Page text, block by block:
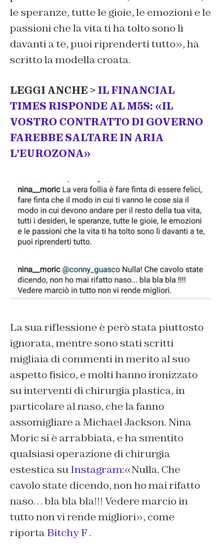
le speranze, tutte le gioie, le emozioni e le
passioni che la vita ti ha tolto sono lì
davanti a te, puoi riprenderti tutto», ha
scritto la modella croata.
LEGGI ANCHE > IL FINANCIAL
TIMES RISPONDE AL M5S: «IL
VOSTRO CONTRATTO DI GOVERNO
FAREBBE SALTARE IN ARIA
L’EUROZONA»
La sua riflessione è però stata piuttosto
ignorata, mentre sono stati scritti
migliaia di commenti in merito al suo
aspetto fisico, e molti hanno ironizzato
su interventi di chirurgia plastica, in
particolare al naso, che la fanno
assomigliare a Michael Jackson. Nina
Moric si è arrabbiata, e ha smentito
qualsiasi operazione di chirurgia
estestica suInstagram:«Nulla. Che
cavolo state dicendo, non ho mai rifatto
naso… bla bla bla!!! Vedere marcio in
tutto non vi rende migliori», come
riportaBitchy F .